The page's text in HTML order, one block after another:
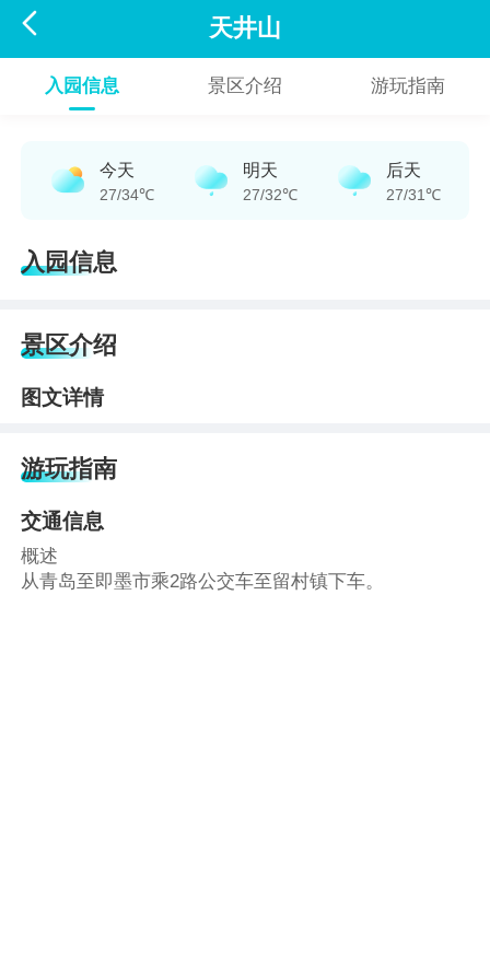
 天井山
入园信息 景区介绍 游玩指南
今天
27/34℃
明天
27/32℃
后天
27/31℃
入园信息
景区介绍
图文详情
游玩指南
交通信息
概述
从青岛至即墨市乘2路公交车至留村镇下车。